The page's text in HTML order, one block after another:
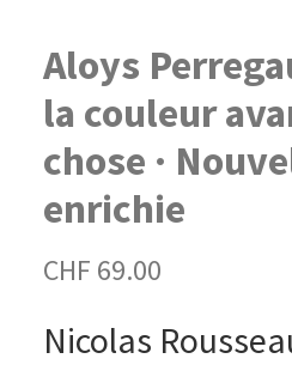
Aloys
la couleur
chose ·
enrichie
CHF 69.00
Nicolas